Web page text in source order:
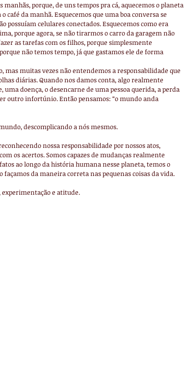
manhãs, porque, de uns tempos pra cá, aquecemos o planeta
café da manhã. Esquecemos que uma boa conversa se
possuíam celulares conectados. Esquecemos como era
porque agora, se não tirarmos o carro da garagem não
as tarefas com os filhos, porque simplesmente
não temos tempo, já que gastamos ele de forma
muitas vezes não entendemos a responsabilidade que
diárias. Quando nos damos conta, algo realmente
uma doença, o desencarne de uma pessoa querida, a perda
outro infortúnio. Então pensamos: “o mundo anda
descomplicando a nós mesmos.
nossa responsabilidade por nossos atos,
os acertos. Somos capazes de mudanças realmente
ao longo da história humana nesse planeta, temos o
da maneira correta nas pequenas coisas da vida.
experimentação e atitude.